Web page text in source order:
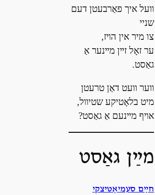
װעל איך פאַרבעטן דעם
שניי
צו מיר אין הױז,
ער זאָל זײן מײנער אַ
גאַסט.
װער װעט דאַן טרעטן
מיט בלאָטיקע שטיװל,
אױף מײנעם אַ גאַסט?
מײַן גאַסט
חײַם סעמיאַטיצקי